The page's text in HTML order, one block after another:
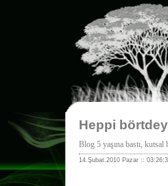
Heppi
Blog 5 yaşına bastı, kutsal
14.Şubat.2010 Pazar ::